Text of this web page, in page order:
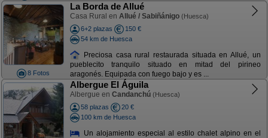
8 Fotos
La Borda de Allué
Casa Rural en Allué / Sabiñánigo (Huesca)
6+2 plazas
150 €
54 km de Huesca
Preciosa casa rural restaurada situada en Allué, un
pueblecito tranquilo situado en mitad del pirineo
aragonés. Equipada con fuego bajo y es ...
Albergue El Águila
Albergue en Candanchú (Huesca)
58 plazas
20 €
100 km de Huesca
Un alojamiento especial al estilo chalet alpino en el